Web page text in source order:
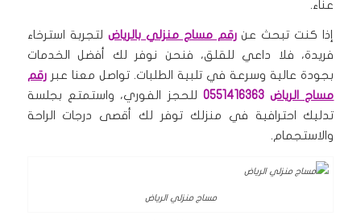
عناء.
إذا كنت تبحث عنرقم مساج منزلي بالرياض لتجربة استرخاء
فريدة، فلا داعي للقلق، فنحن نوفر لك أفضل الخدمات
بجودة عالية وسرعة في تلبية الطلبات. تواصل معنا عبررقم
مساج الرياض0551416363
للحجز الفوري، واستمتع بجلسة
تدليك احترافية في منزلك توفر لك أقصى درجات الراحة
والاستجمام.
مساج منزلي الرياض